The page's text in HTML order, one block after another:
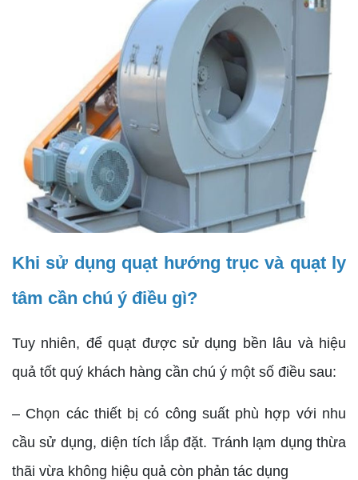
Khi sử dụng quạt hướng trục và quạt ly
tâm cần chú ý điều gì?
Tuy nhiên, để quạt được sử dụng bền lâu và hiệu
quả tốt quý khách hàng cần chú ý một số điều sau:
– Chọn các thiết bị có công suất phù hợp với nhu
cầu sử dụng, diện tích lắp đặt. Tránh lạm dụng thừa
thãi vừa không hiệu quả còn phản tác dụng